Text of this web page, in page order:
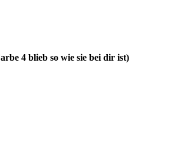
4 blieb so wie sie bei dir ist)